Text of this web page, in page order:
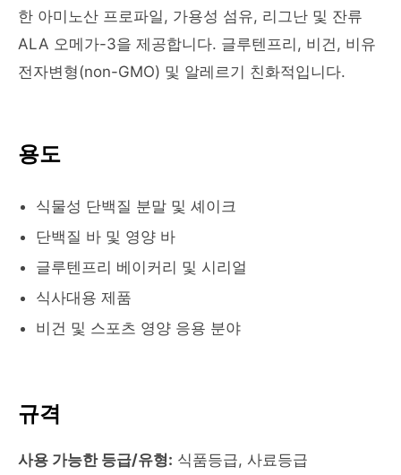
한 아미노산 프로파일, 가용성 섬유, 리그난 및 잔류
ALA 오메가-3을 제공합니다. 글루텐프리, 비건, 비유
전자변형(non-GMO) 및 알레르기 친화적입니다.
용도
식물성 단백질 분말 및 셰이크
단백질 바 및 영양 바
글루텐프리 베이커리 및 시리얼
식사대용 제품
비건 및 스포츠 영양 응용 분야
규격
사용 가능한 등급/유형: 식품등급, 사료등급